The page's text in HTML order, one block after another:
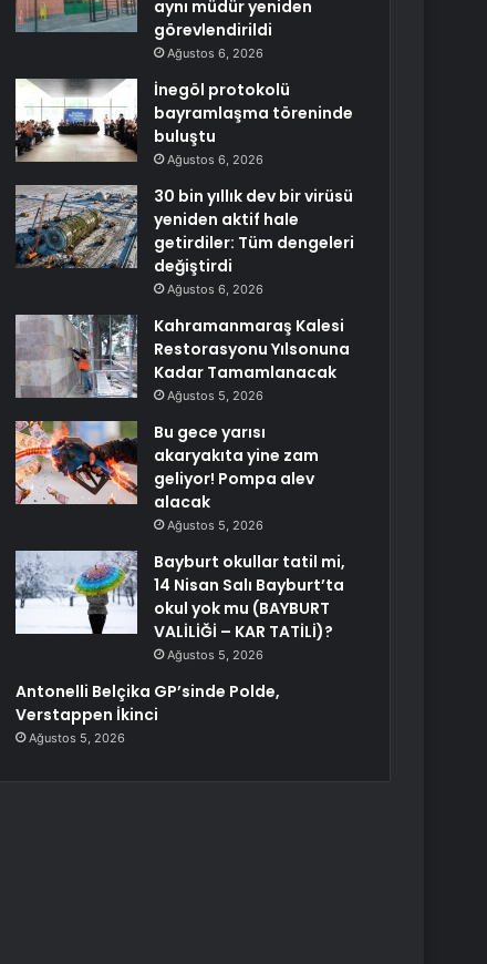
aynı müdür yeniden
görevlendirildi
Ağustos 6, 2026
İnegöl protokolü
bayramlaşma töreninde
buluştu
Ağustos 6, 2026
30 bin yıllık dev bir virüsü
yeniden aktif hale
getirdiler: Tüm dengeleri
değiştirdi
Ağustos 6, 2026
Kahramanmaraş Kalesi
Restorasyonu Yılsonuna
Kadar Tamamlanacak
Ağustos 5, 2026
Bu gece yarısı
akaryakıta yine zam
geliyor! Pompa alev
alacak
Ağustos 5, 2026
Bayburt okullar tatil mi,
14 Nisan Salı Bayburt’ta
okul yok mu (BAYBURT
VALİLİĞİ – KAR TATİLİ)?
Ağustos 5, 2026
Antonelli Belçika GP’sinde Polde,
Verstappen İkinci
Ağustos 5, 2026